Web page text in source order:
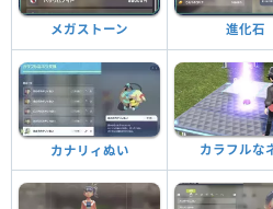
メガストーン 進化石
カナリィぬい カラフルな